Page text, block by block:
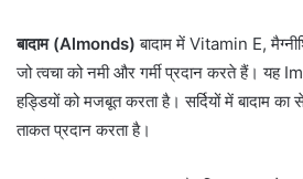
बादाम (Almonds) बादाम में Vitamin E,
जो त्वचा को नमी और गर्मी प्रदान करते हैं। यह
हड्डियों को मजबूत करता है। सर्दियों में बादाम
ताकत प्रदान करता है।